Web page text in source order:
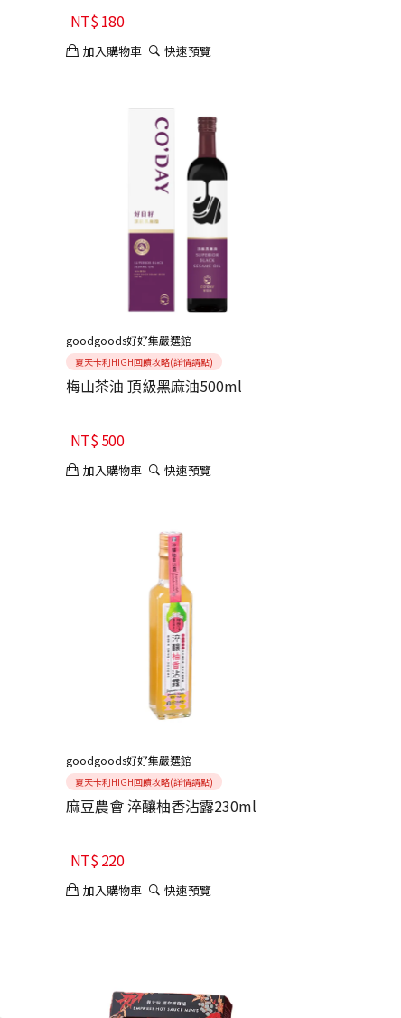
NT$180
加入購物車 快速預覽
goodgoods好好集嚴選館
夏天卡利HIGH回饋攻略(詳情請點)
梅山茶油 頂級黑麻油500ml
NT$500
加入購物車 快速預覽
goodgoods好好集嚴選館
夏天卡利HIGH回饋攻略(詳情請點)
麻豆農會 淬釀柚香沾露230ml
NT$220
加入購物車 快速預覽